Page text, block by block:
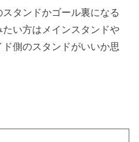
タンドかゴール裏になる
い方はメインスタンドや
側のスタンドがいいか思